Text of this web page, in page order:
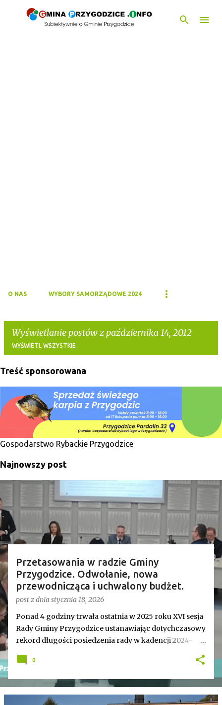
Przejdź do głównej zawartości
O NAS WYBORY SAMORZĄDOWE 2024
Wyświetlanie postów z października 14, 2012
WYŚWIETL WSZYSTKIE
s
y
Treść sponsorowana
Gospodarstwo Rybackie Przygodzice
Najnowszy post
Przetasowania w radzie Gminy
Przygodzice. Odwołanie, nowa
przewodnicząca i uchwalony budżet.
post z dniastycznia 18, 2026
Ponad 4 godziny trwała ostatnia w 2025 roku XVI sesja
Rady Gminy Przygodzice ustanawiając dotychczasowy
rekord długości posiedzenia rady w kadencji 2024-
„ZMIANA”. Jednym z pierwszych punktów był bowiem
Wnuk finalnie stracił stanowisko, a nową
przewodniczącą została Joanna Jabłecka -
0